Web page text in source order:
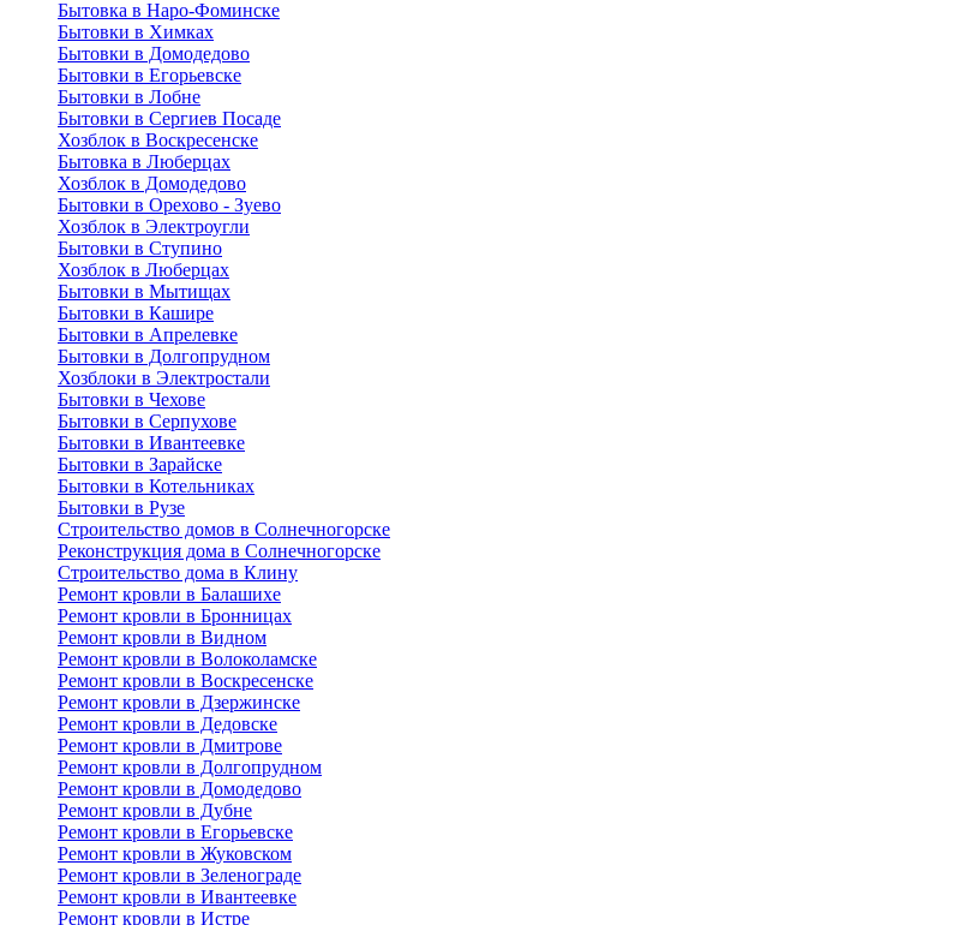
Бытовка в Наро-Фоминске
Бытовки в Химках
Бытовки в Домодедово
Бытовки в Егорьевске
Бытовки в Лобне
Бытовки в Сергиев Посаде
Хозблок в Воскресенске
Бытовка в Люберцах
Хозблок в Домодедово
Бытовки в Орехово - Зуево
Хозблок в Электроугли
Бытовки в Ступино
Хозблок в Люберцах
Бытовки в Мытищах
Бытовки в Кашире
Бытовки в Апрелевке
Бытовки в Долгопрудном
Хозблоки в Электростали
Бытовки в Чехове
Бытовки в Серпухове
Бытовки в Ивантеевке
Бытовки в Зарайске
Бытовки в Котельниках
Бытовки в Рузе
Строительство домов в Солнечногорске
Реконструкция дома в Солнечногорске
Строительство дома в Клину
Ремонт кровли в Балашихе
Ремонт кровли в Бронницах
Ремонт кровли в Видном
Ремонт кровли в Волоколамске
Ремонт кровли в Воскресенске
Ремонт кровли в Дзержинске
Ремонт кровли в Дедовске
Ремонт кровли в Дмитрове
Ремонт кровли в Долгопрудном
Ремонт кровли в Домодедово
Ремонт кровли в Дубне
Ремонт кровли в Егорьевске
Ремонт кровли в Жуковском
Ремонт кровли в Зеленограде
Ремонт кровли в Ивантеевке
Ремонт кровли в Истре